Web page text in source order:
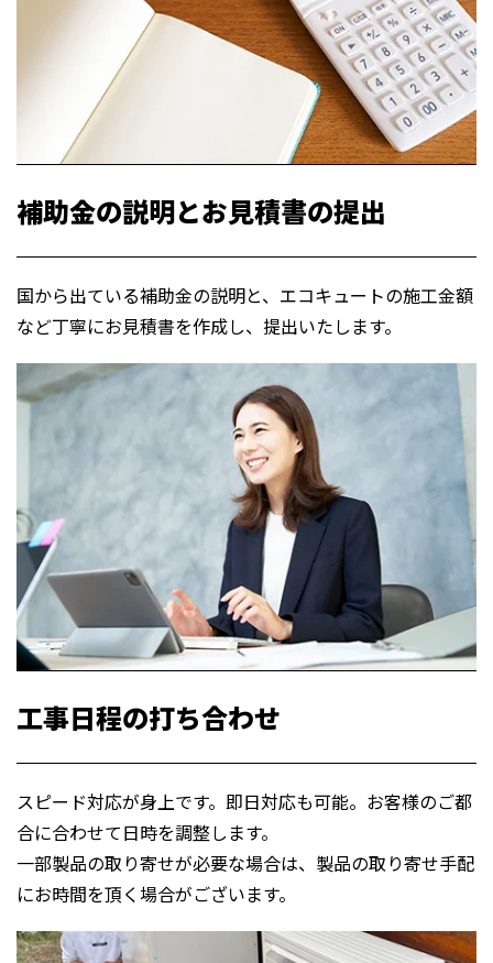
補助金の説明とお見積書の提出
国から出ている補助金の説明と、エコキュートの施工金額
など丁寧にお見積書を作成し、 提出いたします。
工事日程の打ち合わせ
スピード対応が身上です。即日対応も可能。お客様のご都
合に合わせて日時を調整します。
一部製品の取り寄せが必要な場合は、製品の取り寄せ手配
にお時間を頂く場合がございます。